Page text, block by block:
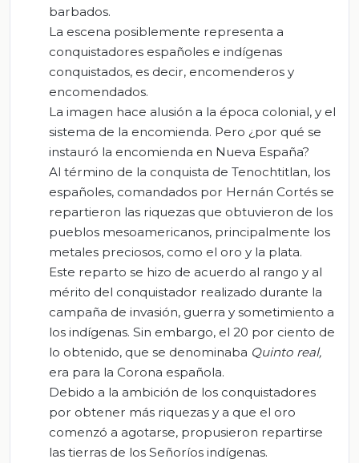
barbados.
La escena posiblemente representa a
conquistadores españoles e indígenas
conquistados, es decir, encomenderos y
encomendados.
La imagen hace alusión a la época colonial, y el
sistema de la encomienda. Pero ¿por qué se
instauró la encomienda en Nueva España?
Al término de la conquista de Tenochtitlan, los
españoles, comandados por Hernán Cortés se
repartieron las riquezas que obtuvieron de los
pueblos mesoamericanos, principalmente los
metales preciosos, como el oro y la plata.
Este reparto se hizo de acuerdo al rango y al
mérito del conquistador realizado durante la
campaña de invasión, guerra y sometimiento a
los indígenas. Sin embargo, el 20 por ciento de
lo obtenido, que se denominaba Quinto real,
era para la Corona española.
Debido a la ambición de los conquistadores
por obtener más riquezas y a que el oro
comenzó a agotarse, propusieron repartirse
las tierras de los Señoríos indígenas.